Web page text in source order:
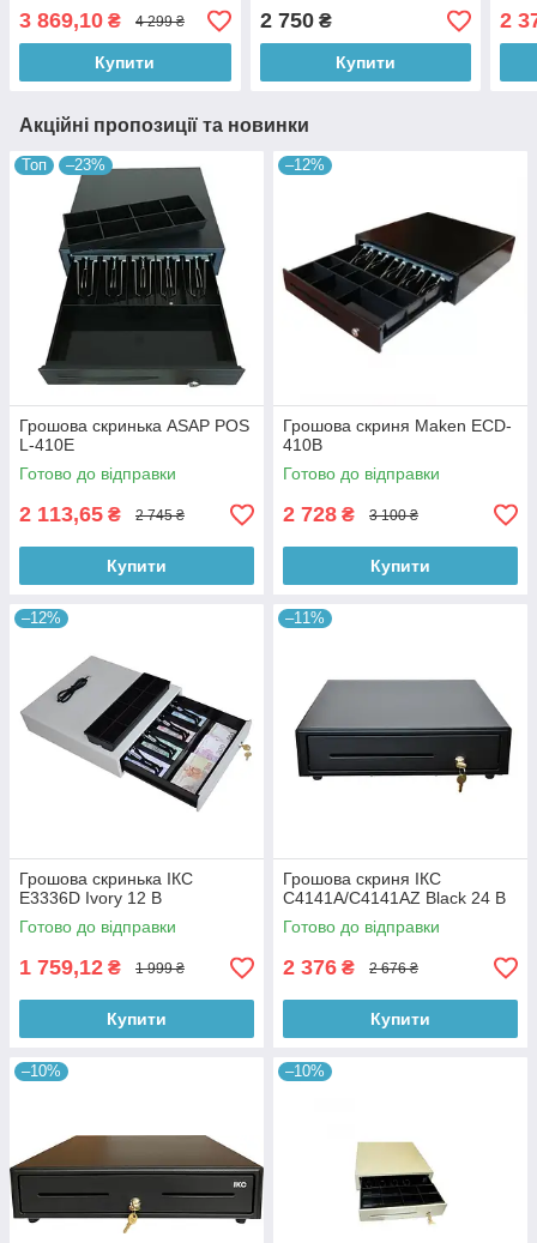
3 869,10 ₴ 4 299 ₴
Купити
2 750₴
Купити
2
Акційні пропозиції та новинки
Топ –23%
Грошова скринька ASAP POS
L-410E
Готово до відправки
2 113,65 ₴ 2 745 ₴
Купити
–12%
Грошова скриня Maken ECD-
410B
Готово до відправки
2 728 ₴ 3 100 ₴
Купити
–12%
Грошова скринька ІКС
E3336D Ivory 12 В
Готово до відправки
1 759,12 ₴ 1 999 ₴
Купити
–11%
Грошова скриня ІКС
C4141A/C4141AZ Black 24 В
Готово до відправки
2 376 ₴ 2 676 ₴
Купити
–10% –10%